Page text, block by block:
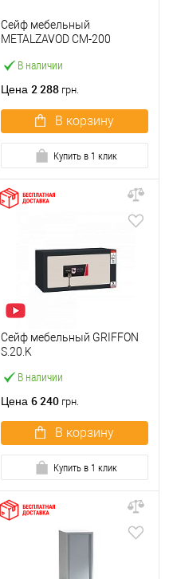
В наличии
Сейф мебельный
METALZAVOD СМ-200
Цена 2 288 грн.
В корзину
Купить в 1 клик
В наличии
Сейф мебельный GRIFFON
S.20.K
Цена 6 240 грн.
В корзину
Купить в 1 клик